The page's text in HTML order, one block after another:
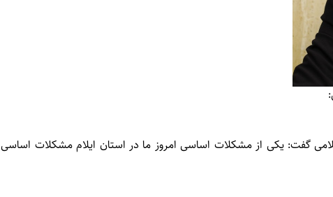
گفت: یکی از مشکلات اساسی امروز ما در استان ایلام مشکلات اساسی